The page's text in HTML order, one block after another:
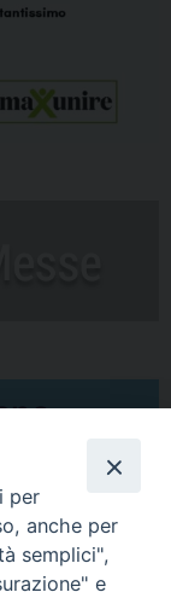
per
anche per
semplici",
e